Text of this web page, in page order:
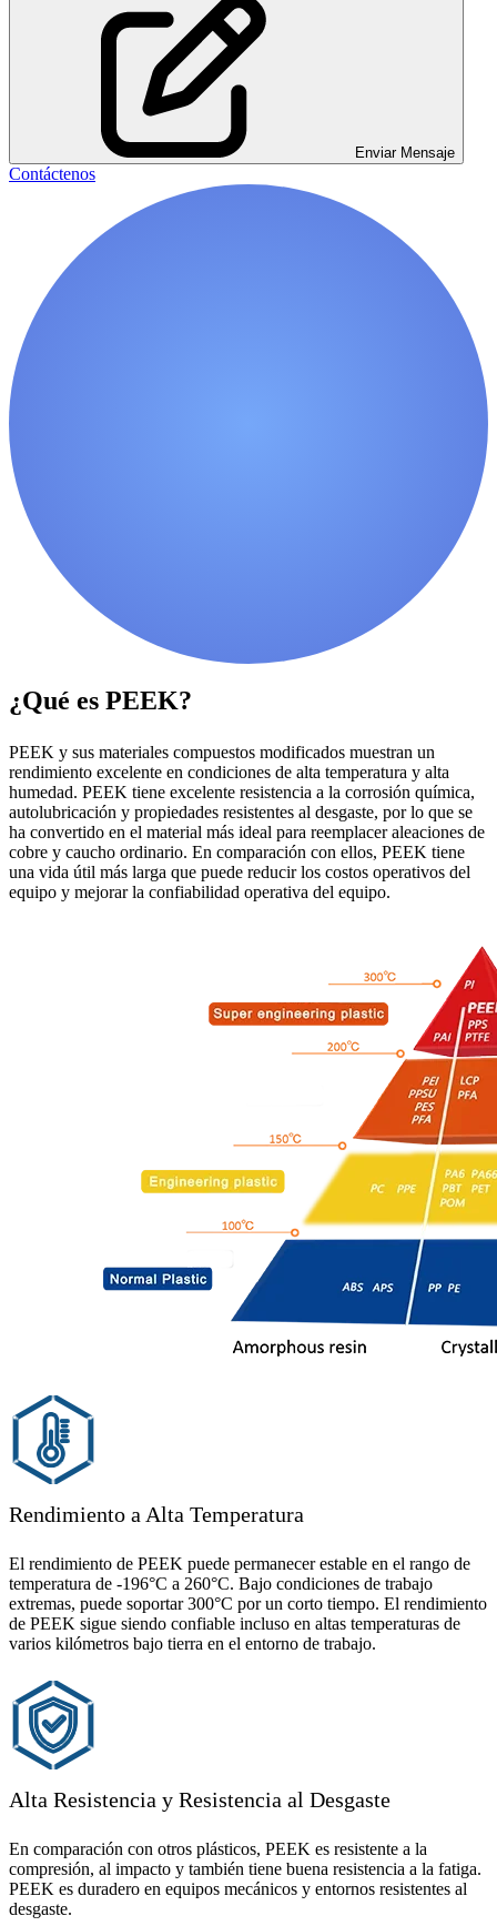
Enviar Mensaje
Contáctenos
¿Qué es PEEK?
PEEK y sus materiales compuestos modificados muestran un
rendimiento excelente en condiciones de alta temperatura y alta
humedad. PEEK tiene excelente resistencia a la corrosión química,
autolubricación y propiedades resistentes al desgaste, por lo que se
ha convertido en el material más ideal para reemplacer aleaciones de
cobre y caucho ordinario. En comparación con ellos, PEEK tiene
una vida útil más larga que puede reducir los costos operativos del
equipo y mejorar la confiabilidad operativa del equipo.
Rendimiento a Alta Temperatura
El rendimiento de PEEK puede permanecer estable en el rango de
temperatura de -196°C a 260°C. Bajo condiciones de trabajo
extremas, puede soportar 300°C por un corto tiempo. El rendimiento
de PEEK sigue siendo confiable incluso en altas temperaturas de
varios kilómetros bajo tierra en el entorno de trabajo.
Alta Resistencia y Resistencia al Desgaste
En comparación con otros plásticos, PEEK es resistente a la
compresión, al impacto y también tiene buena resistencia a la fatiga.
PEEK es duradero en equipos mecánicos y entornos resistentes al
desgaste.